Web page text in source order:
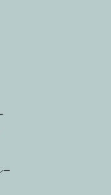
ー